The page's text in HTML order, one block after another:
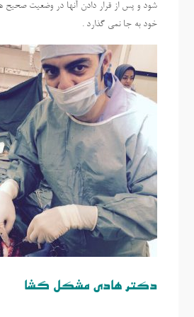
شود و پس از قرار دادن آنها در وضعیت صحیح
خود به جا نمی گذارد .
دکتر هادی مشکل گشا